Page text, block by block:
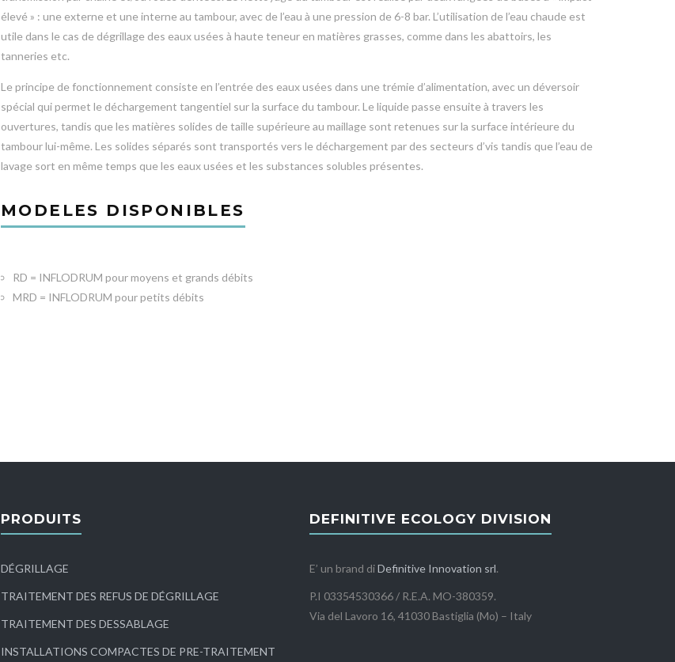
élevé » : une externe et une interne au tambour, avec de l’eau à une pression de 6-8 bar. L’utilisation de l’eau chaude est
utile dans le cas de dégrillage des eaux usées à haute teneur en matières grasses, comme dans les abattoirs, les
tanneries etc.
Le principe de fonctionnement consiste en l’entrée des eaux usées dans une trémie d’alimentation, avec un déversoir
spécial qui permet le déchargement tangentiel sur la surface du tambour. Le liquide passe ensuite à travers les
ouvertures, tandis que les matières solides de taille supérieure au maillage sont retenues sur la surface intérieure du
tambour lui-même. Les solides séparés sont transportés vers le déchargement par des secteurs d’vis tandis que l’eau de
lavage sort en même temps que les eaux usées et les substances solubles présentes.
MODELES DISPONIBLES
RD = INFLODRUM pour moyens et grands débits
MRD = INFLODRUM pour petits débits
PRODUITS
DÉGRILLAGE
TRAITEMENT DES REFUS DE DÉGRILLAGE
TRAITEMENT DES DESSABLAGE
INSTALLATIONS COMPACTES DE PRE-TRAITEMENT
DEFINITIVE ECOLOGY DIVISION
E’ un brand diDefinitive Innovation srl.
P.I 03354530366 / R.E.A. MO-380359.
Via del Lavoro 16, 41030 Bastiglia (Mo) – Italy